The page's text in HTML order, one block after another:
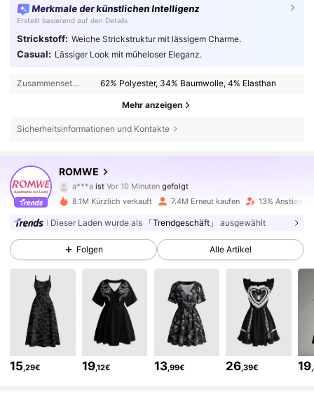
Merkmale der künstlichen Intelligenz
Erstellt basierend auf den Details
Strickstoff: Weiche Strickstruktur mit lässigem Charme.
Casual: Lässiger Look mit müheloser Eleganz.
Zusammensetzung: 62% Polyester, 34% Baumwolle, 4% Elasthan
Mehr anzeigen
Sicherheitsinformationen und Kontakte
ROMWE
a***aistVor 10 Minuten
N***a ist am Durchsuchen
4,86
4.1M Follower
4,86
4.1M Follower
4.1M Follower
8.1M Kürzlich verkauft 7.4M Erneut kaufen 13% Anstieg
Dieser Laden wurde als 「Trendgeschäft」 ausgewählt
Folgen Alle Artikel
15,29€ 19,12€ 13,99€ 26,39€ 19